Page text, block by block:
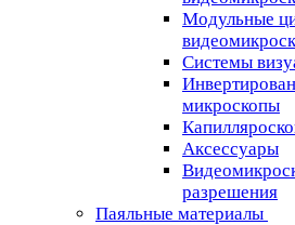
Модульные
Cистемы
микроскопы
Аксессуары
разрешения
Паяльные материалы